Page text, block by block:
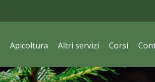
Apicoltura Altri servizi Corsi